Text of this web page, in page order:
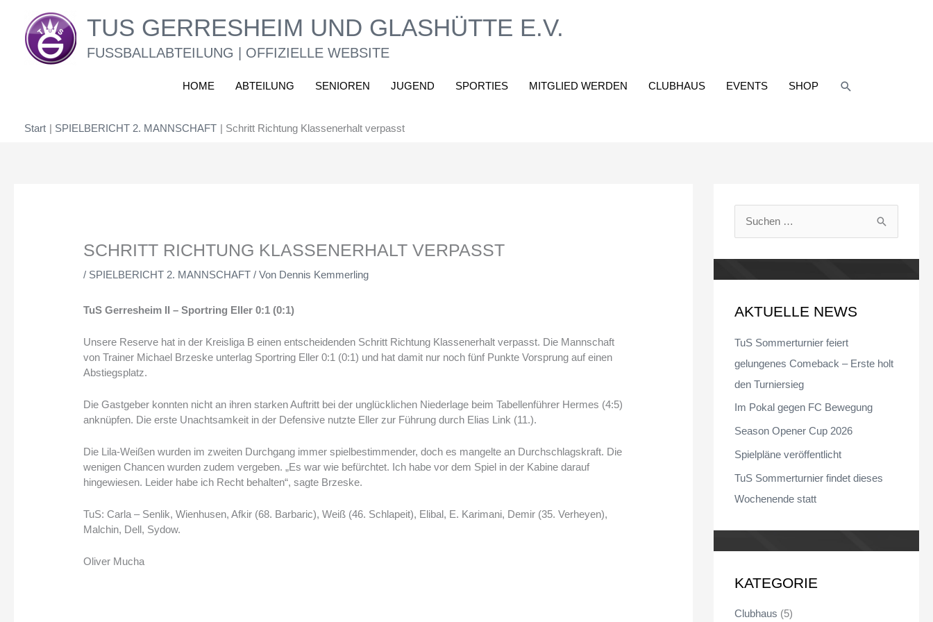
springen
TUS GERRESHEIM UND GLASHÜTTE E.V.
FUSSBALLABTEILUNG | OFFIZIELLE WEBSITE
HOME ABTEILUNG SENIOREN JUGEND SPORTIES MITGLIED WERDEN CLUBHAUS EVENTS SHOP Suchen
Start SPIELBERICHT 2. MANNSCHAFT Schritt Richtung Klassenerhalt verpasst
SCHRITT RICHTUNG KLASSENERHALT VERPASST
/ SPIELBERICHT 2. MANNSCHAFT / Von Dennis Kemmerling
TuS Gerresheim II – Sportring Eller 0:1 (0:1)
Unsere Reserve hat in der Kreisliga B einen entscheidenden Schritt Richtung Klassenerhalt verpasst. Die Mannschaft
von Trainer Michael Brzeske unterlag Sportring Eller 0:1 (0:1) und hat damit nur noch fünf Punkte Vorsprung auf einen
Abstiegsplatz.
Die Gastgeber konnten nicht an ihren starken Auftritt bei der unglücklichen Niederlage beim Tabellenführer Hermes (4:5)
anknüpfen. Die erste Unachtsamkeit in der Defensive nutzte Eller zur Führung durch Elias Link (11.).
Die Lila-Weißen wurden im zweiten Durchgang immer spielbestimmender, doch es mangelte an Durchschlagskraft. Die
wenigen Chancen wurden zudem vergeben. „Es war wie befürchtet. Ich habe vor dem Spiel in der Kabine darauf
hingewiesen. Leider habe ich Recht behalten“, sagte Brzeske.
TuS: Carla – Senlik, Wienhusen, Afkir (68. Barbaric), Weiß (46. Schlapeit), Elibal, E. Karimani, Demir (35. Verheyen),
Malchin, Dell, Sydow.
Oliver Mucha
e
n
a
c
h
:
AKTUELLE NEWS
TuS Sommerturnier feiert
gelungenes Comeback – Erste holt
den Turniersieg
Im Pokal gegen FC Bewegung
Season Opener Cup 2026
Spielpläne veröffentlicht
TuS Sommerturnier findet dieses
Wochenende statt
KATEGORIE
Clubhaus (5)